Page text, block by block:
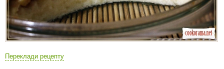
Переклади рецепту